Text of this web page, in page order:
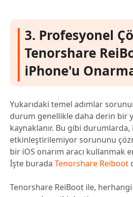
3. Profesyonel
Tenorshare
iPhone'u
Yukarıdaki temel adımlar
durum genellikle daha derin bir
kaynaklanır. Bu gibi durumlarda,
etkinleştirilemiyor sorununu
bir iOS onarım aracı kullanmak
İşte burada Tenorshare Reiboot
Tenorshare ReiBoot ile,